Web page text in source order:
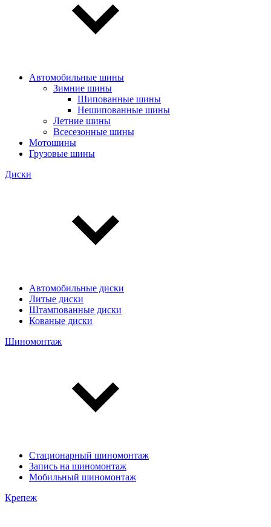
Автомобильные шины
Зимние шины
Шипованные шины
Нешипованные шины
Летние шины
Всесезонные шины
Мотошины
Грузовые шины
Диски
Автомобильные диски
Литые диски
Штампованные диски
Кованые диски
Шиномонтаж
Стационарный шиномонтаж
Запись на шиномонтаж
Мобильный шиномонтаж
Крепеж